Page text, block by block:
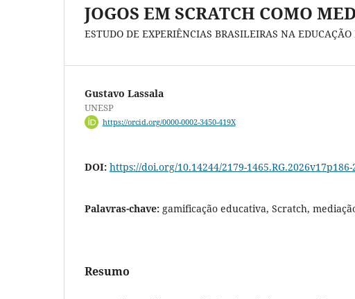
JOGOS EM SCRATCH COMO
ESTUDO DE EXPERIÊNCIAS BRASILEIRAS NA
Gustavo Lassala
UNESP
https://orcid.org/0000-0002-3450-419X
DOI: https://doi.org/10.14244/2179-1465.RG.2026v17p186-
Palavras-chave: gamificação educativa, Scratch,
Resumo